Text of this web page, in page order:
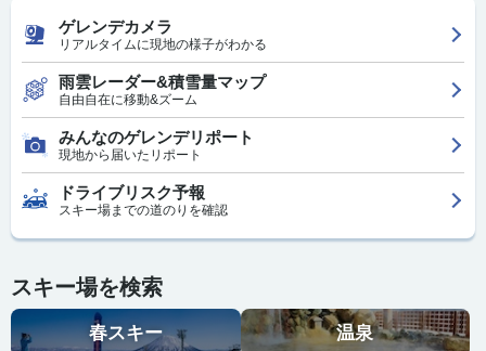
ゲレンデカメラ
リアルタイムに現地の様子がわかる
雨雲レーダー&積雪量マップ
自由自在に移動&ズーム
みんなのゲレンデリポート
現地から届いたリポート
ドライブリスク予報
スキー場までの道のりを確認
スキー場を検索
春スキー 温泉